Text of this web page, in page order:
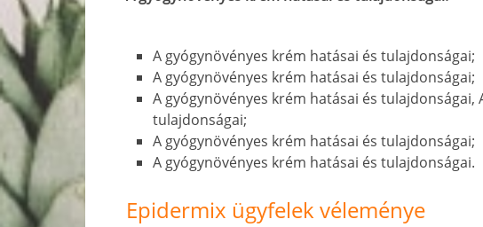
A gyógynövényes krém hatásai és tulajdonságai;
A gyógynövényes krém hatásai és tulajdonságai;
A gyógynövényes krém hatásai és tulajdonságai,
tulajdonságai;
A gyógynövényes krém hatásai és tulajdonságai;
A gyógynövényes krém hatásai és tulajdonságai.
Epidermix ügyfelek véleménye